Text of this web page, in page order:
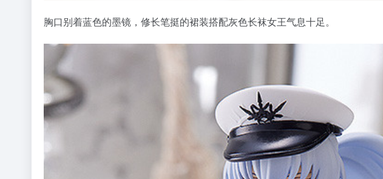
胸口别着蓝色的墨镜，修长笔挺的裙装搭配灰色长袜女王气息十足。